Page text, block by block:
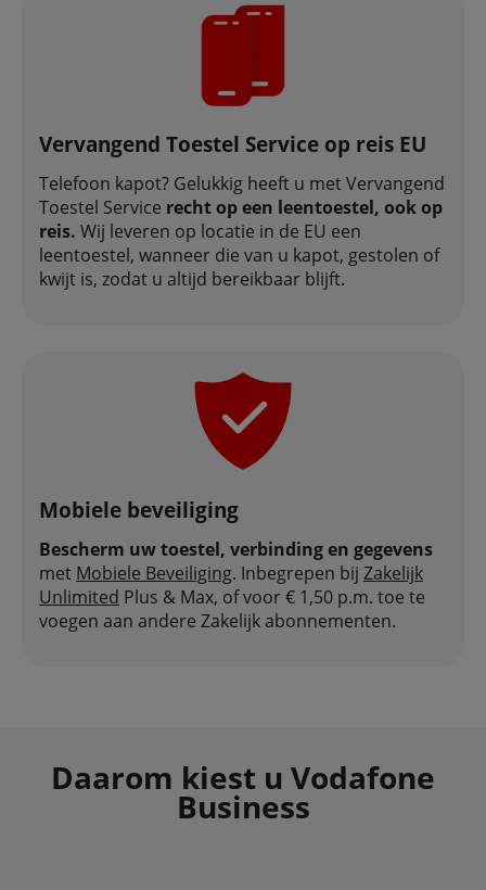
Vervangend Toestel Service op reis EU
Telefoon kapot? Gelukkig heeft u met Vervangend
Toestel Service recht op een leentoestel, ook op
reis. Wij leveren op locatie in de EU een
leentoestel, wanneer die van u kapot, gestolen of
kwijt is, zodat u altijd bereikbaar blijft.
Mobiele beveiliging
Bescherm uw toestel, verbinding en gegevens
met Mobiele Beveiliging. Inbegrepen bij Zakelijk
Unlimited Plus & Max, of voor € 1,50 p.m. toe te
voegen aan andere Zakelijk abonnementen.
Daarom kiest u Vodafone
Business